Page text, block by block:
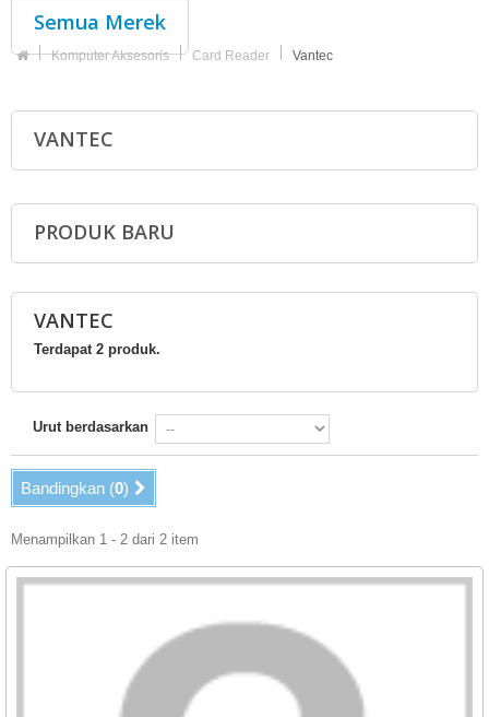
Semua Merek
Komputer Aksesoris Card Reader Vantec
VANTEC
PRODUK BARU
VANTEC
Terdapat 2 produk.
Urut berdasarkan
Bandingkan (0)
Menampilkan 1 - 2 dari 2 item